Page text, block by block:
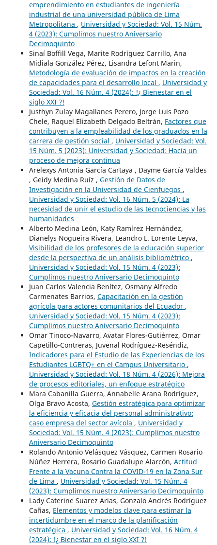
emprendimiento en estudiantes de ingeniería
industrial de una universidad pública de Lima
Metropolitana , Universidad y Sociedad: Vol. 15 Núm.
4 (2023): Cumplimos nuestro Aniversario
Decimoquinto
Sinaí Boffill Vega, Marite Rodríguez Carrillo, Ana
Midiala González Pérez, Lisandra Lefont Marin,
Metodología de evaluación de impactos en la creación
de capacidades para el desarrollo local , Universidad y
Sociedad: Vol. 16 Núm. 4 (2024): !¿ Bienestar en el
siglo XXI ?!
Justhyn Zulay Magallanes Perero, Jorge Luis Pozo
Chele, Raquel Elizabeth Delgado Beltrán, Factores que
contribuyen a la empleabilidad de los graduados en la
carrera de gestión social , Universidad y Sociedad: Vol.
15 Núm. 5 (2023): Universidad y Sociedad: Hacia un
proceso de mejora continua
Arelexys Antonia García Cartaya , Dayme García Valdes
, Geidy Medina Ruíz , Gestión de Datos de
Investigación en la Universidad de Cienfuegos ,
Universidad y Sociedad: Vol. 16 Núm. 5 (2024): La
necesidad de unir el estudio de las tecnociencias y las
humanidades
Alberto Medina León, Katy Ramírez Hernández,
Dianelys Nogueira Rivera, Leandro L. Lorente Leyva,
Visibilidad de los profesores de la educación superior
desde la perspectiva de un análisis bibliométrico ,
Universidad y Sociedad: Vol. 15 Núm. 4 (2023):
Cumplimos nuestro Aniversario Decimoquinto
Juan Carlos Valencia Benítez, Osmany Alfredo
Carmenates Barrios, Capacitación en la gestión
agrícola para actores comunitarios del Ecuador ,
Universidad y Sociedad: Vol. 15 Núm. 4 (2023):
Cumplimos nuestro Aniversario Decimoquinto
Omar Tinoco-Navarro, Avatar Flores-Gutiérrez, Omar
Capetillo-Contreras, Juvenal Rodríguez-Reséndiz,
Indicadores para el Estudio de las Experiencias de los
Estudiantes LGBTQ+ en el Campus Universitario ,
Universidad y Sociedad: Vol. 18 Núm. 4 (2026): Mejora
de procesos editoriales, un enfoque estratégico
Mara Cabanilla Guerra, Annabelle Arana Rodríguez,
Olga Bravo Acosta, Gestión estratégica para optimizar
la eficiencia y eficacia del personal administrativo:
caso empresa del sector avícola , Universidad y
Sociedad: Vol. 15 Núm. 4 (2023): Cumplimos nuestro
Aniversario Decimoquinto
Rolando Antonio Velásquez Vásquez, Carmen Rosario
Núñez Herrera, Rosario Guadalupe Alarcón, Actitud
Frente a la Vacuna Contra la COVID-19 en la Zona Sur
de Lima , Universidad y Sociedad: Vol. 15 Núm. 4
(2023): Cumplimos nuestro Aniversario Decimoquinto
Lady Caterine Suarez Arias, Gonzalo Andrés Rodríguez
Cañas, Elementos y modelos clave para estimar la
incertidumbre en el marco de la planificación
estratégica , Universidad y Sociedad: Vol. 16 Núm. 4
(2024): !¿ Bienestar en el siglo XXI ?!